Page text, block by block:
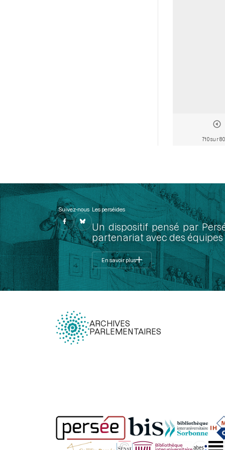
710 sur
Suivez-nous Les perséides
Un dispositif pensé par
partenariat avec des
En savoir plus
ARCHIVES
PARLEMENTAIRES